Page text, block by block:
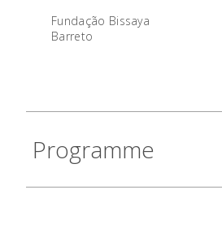
Fundação Bissaya
Barreto
Programme